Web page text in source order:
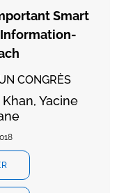
Smart
Information-
CONGRÈS
Yacine